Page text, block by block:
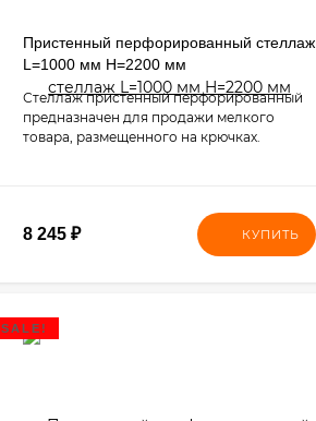
Пристенный перфорированный стеллаж
L=1000 мм H=2200 мм
Стеллаж пристенный перфорированный
предназначен для продажи мелкого
товара, размещенного на крючках.
8 245 ₽ КУПИТЬ
SALE!